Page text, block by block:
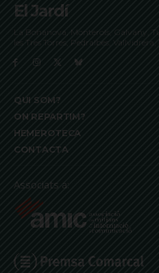
El Jardí
La Bonanova, Monterols, Galvany,
les Tres Torres, Pedralbes,
QUI SOM?
ON REPARTIM?
HEMEROTECA
CONTACTA
Associats a: